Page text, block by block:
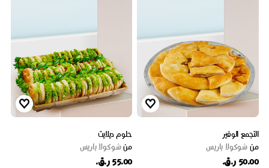
التجمع الوفير
من شوكولا باريس
50.00 ر.ق.
حلوم ديلايت
منشوكولا باريس
55.00 ر.ق.